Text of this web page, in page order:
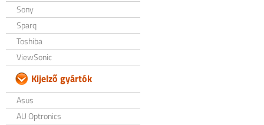
Sony
Sparq
Toshiba
ViewSonic
Kijelző gyártók
Asus
AU Optronics